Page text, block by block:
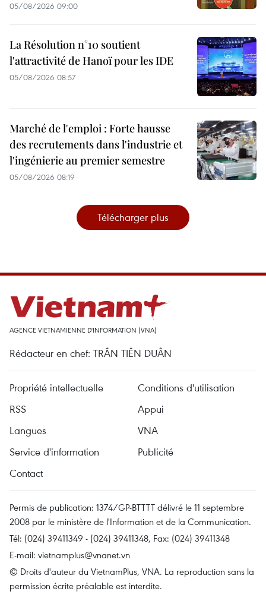
05/08/2026 09:00
La Résolution n°10 soutient
l'attractivité de Hanoï pour les IDE
05/08/2026 08:57
Marché de l'emploi : Forte hausse
des recrutements dans l'industrie et
l'ingénierie au premier semestre
05/08/2026 08:19
Télécharger plus
AGENCE VIETNAMIENNE D'INFORMATION (VNA)
Rédacteur en chef: TRÂN TIÊN DUÂN
Propriété intellectuelle
Conditions d'utilisation
RSS
Appui
Langues
VNA
Service d'information
Publicité
Contact
Permis de publication: 1374/GP-BTTTT délivré le 11 septembre
2008 par le ministère de l'Information et de la Communication.
Tél: (024) 39411349 - (024) 39411348, Fax: (024) 39411348
E-mail: vietnamplus@vnanet.vn
© Droits d'auteur du VietnamPlus, VNA. La reproduction sans la
permission écrite préalable est interdite.